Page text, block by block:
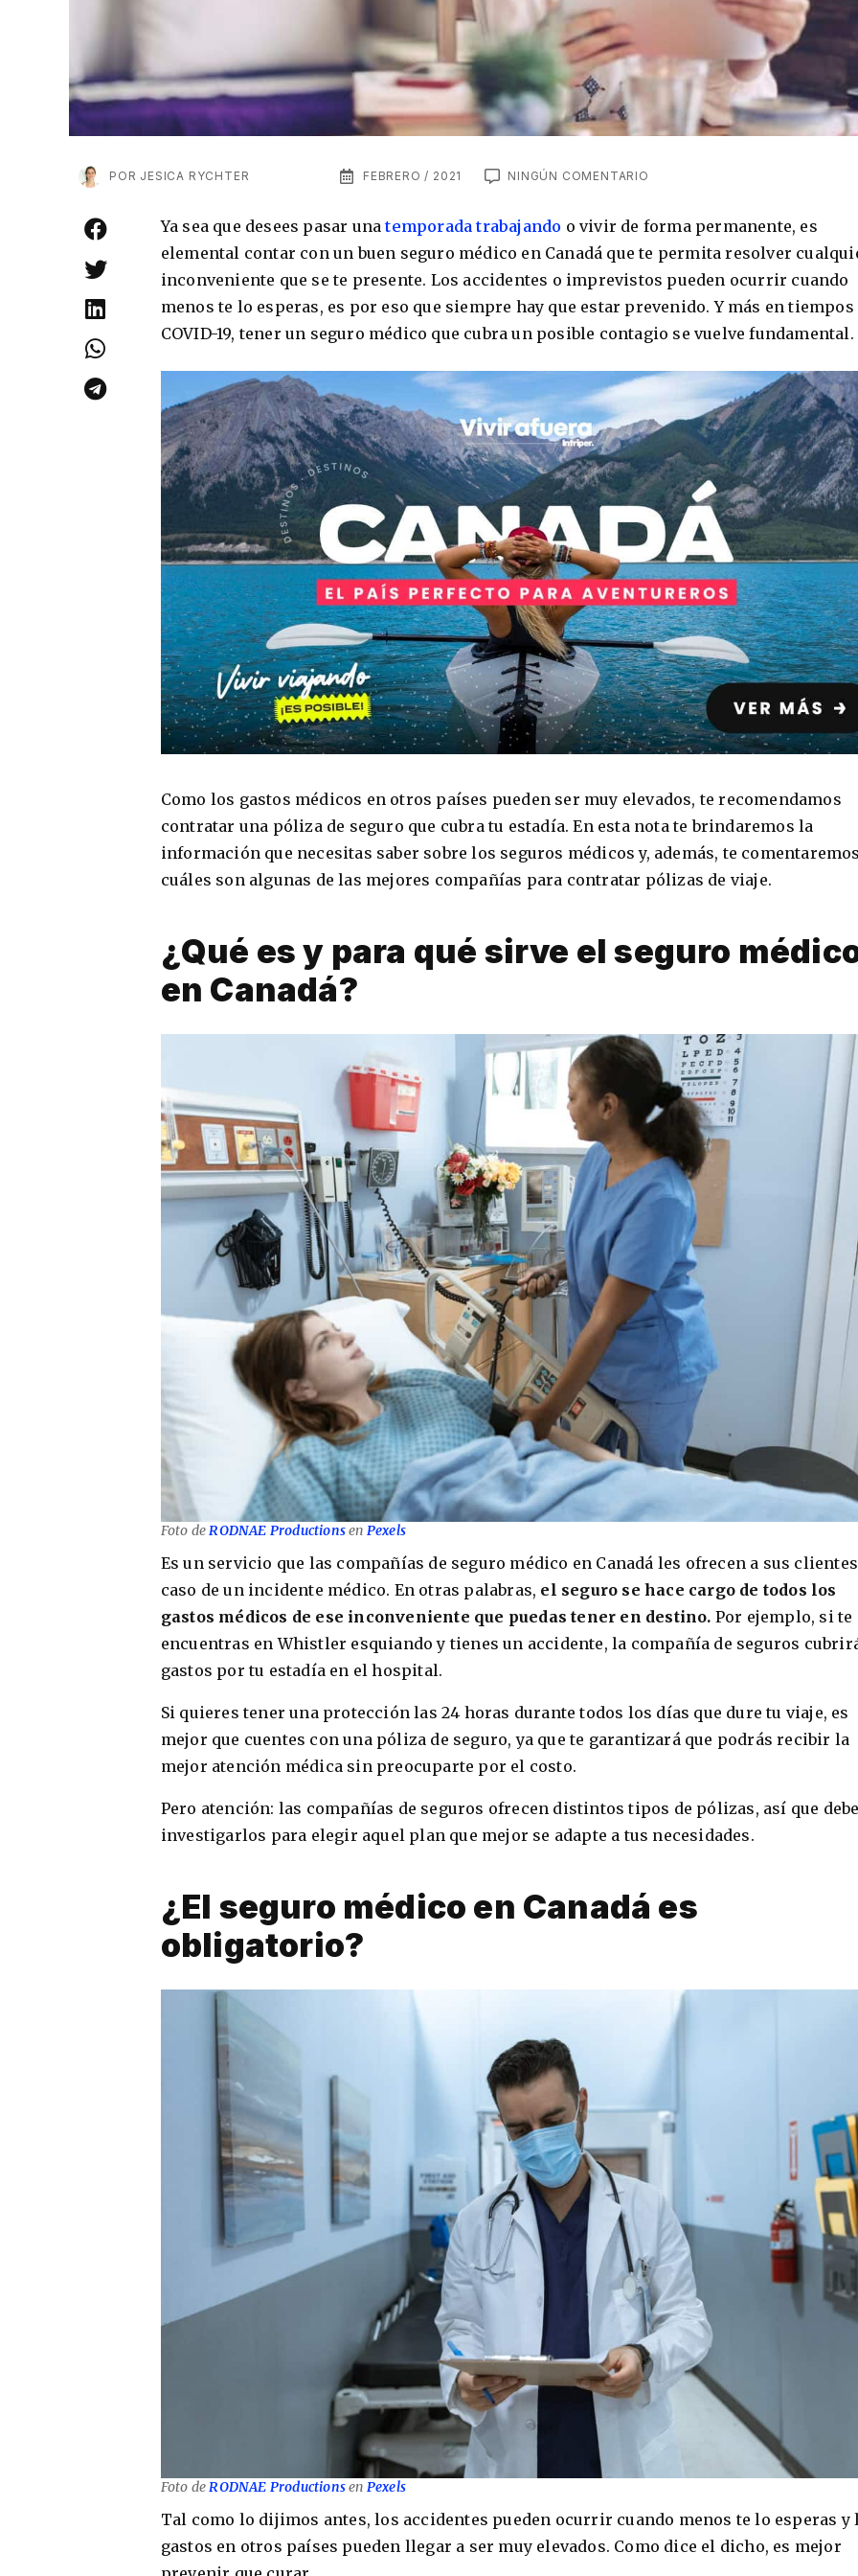
POR JESICA RYCHTER FEBRERO / 2021 NINGÚN COMENTARIO
Ya sea que desees pasar unatemporada trabajando o vivir de forma permanente, es
elemental contar con un buen seguro médico en Canadá que te permita resolver
inconveniente que se te presente. Los accidentes o imprevistos pueden ocurrir cuando
menos te lo esperas, es por eso que siempre hay que estar prevenido. Y más en tiempos
COVID-19, tener un seguro médico que cubra un posible contagio se vuelve fundamental.
Como los gastos médicos en otros países pueden ser muy elevados, te recomendamos
contratar una póliza de seguro que cubra tu estadía. En esta nota te brindaremos la
información que necesitas saber sobre los seguros médicos y, además, te
cuáles son algunas de las mejores compañías para contratar pólizas de viaje.
¿Qué es y para qué sirve el seguro
en Canadá?
Foto deRODNAE Productionsen Pexels
Es un servicio que las compañías de seguro médico en Canadá les ofrecen a sus
caso de un incidente médico. En otras palabras, el seguro se hace cargo de todos los
gastos médicos de ese inconveniente que puedas tener en destino. Por ejemplo, si te
encuentras en Whistler esquiando y tienes un accidente, la compañía de seguros
gastos por tu estadía en el hospital.
Si quieres tener una protección las 24 horas durante todos los días que dure tu viaje, es
mejor que cuentes con una póliza de seguro, ya que te garantizará que podrás recibir la
mejor atención médica sin preocuparte por el costo.
Pero atención: las compañías de seguros ofrecen distintos tipos de pólizas, así que
investigarlos para elegir aquel plan que mejor se adapte a tus necesidades.
¿El seguro médico en Canadá es
obligatorio?
Foto deRODNAE Productionsen Pexels
Tal como lo dijimos antes, los accidentes pueden ocurrir cuando menos te lo esperas y
gastos en otros países pueden llegar a ser muy elevados. Como dice el dicho, es mejor